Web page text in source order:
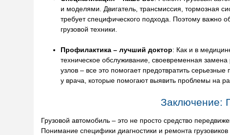
и моделями. Двигатель, трансмиссия, тормозная
требует специфического подхода. Поэтому важно
грузовой техники.
Профилактика – лучший доктор: Как и в
техническое обслуживание, своевременная
узлов – все это помогает предотвратить
у врача, которые помогают выявить проблемы на
Заключение:
Грузовой автомобиль – это не просто средство
Понимание специфики диагностики и ремонта